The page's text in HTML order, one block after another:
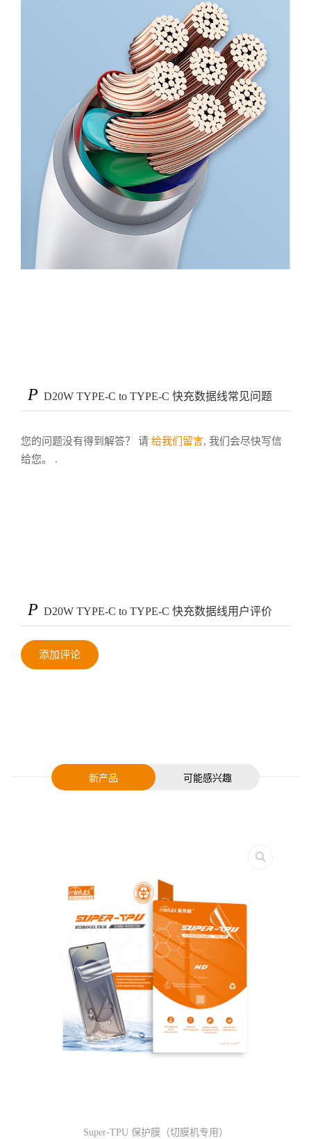
P D20W TYPE-C to TYPE-C 快充数据线常见问题
您的问题没有得到解答？ 请 给我们留言, 我们会尽快写信
给您。 .
P D20W TYPE-C to TYPE-C 快充数据线用户评价
添加评论
新产品 可能感兴趣
Super-TPU 保护膜（切膜机专用）